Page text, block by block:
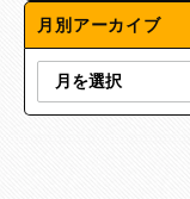
月別アーカイブ